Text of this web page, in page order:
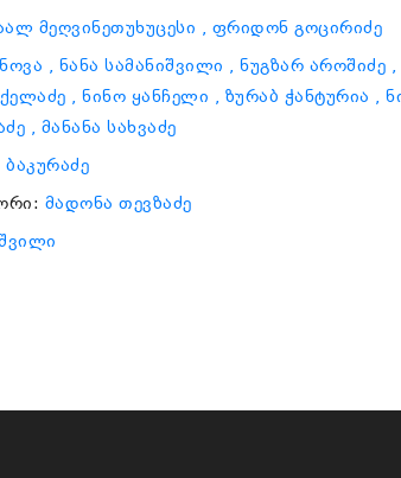
მეღვინეთუხუცესი
, ფრიდონ გოცირიძე
, ნანა სამანიშვილი , ნუგზარ აროშიძე
, ნინო ყანჩელი , ზურაბ ჭანტურია ,
, მანანა სახვაძე
მადონა თევზაძე